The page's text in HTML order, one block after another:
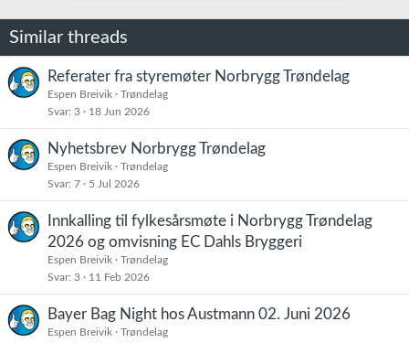
Similar threads
Referater fra styremøter Norbrygg Trøndelag
Espen Breivik
Trøndelag
Svar 3 18 Jun 2026
Nyhetsbrev Norbrygg Trøndelag
Espen Breivik
Trøndelag
Svar 7 5 Jul 2026
Innkalling til fylkesårsmøte i Norbrygg Trøndelag
2026 og omvisning EC Dahls Bryggeri
Espen Breivik
Trøndelag
Svar 3 11 Feb 2026
Bayer Bag Night hos Austmann 02. Juni 2026
Espen Breivik
Trøndelag